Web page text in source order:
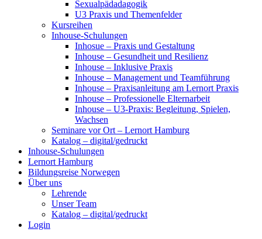
Sexualpädadagogik
U3 Praxis und Themenfelder
Kursreihen
Inhouse-Schulungen
Inhosue – Praxis und Gestaltung
Inhouse – Gesundheit und Resilienz
Inhouse – Inklusive Praxis
Inhouse – Management und Teamführung
Inhouse – Praxisanleitung am Lernort Praxis
Inhouse – Professionelle Elternarbeit
Inhouse – U3-Praxis: Begleitung, Spielen,
Wachsen
Seminare vor Ort – Lernort Hamburg
Katalog – digital/gedruckt
Inhouse-Schulungen
Lernort Hamburg
Bildungsreise Norwegen
Über uns
Lehrende
Unser Team
Katalog – digital/gedruckt
Login